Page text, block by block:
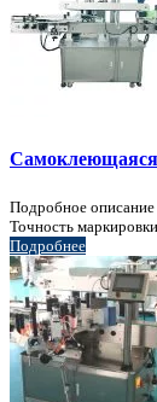
Самоклеющаяся
Подробное
Точность
Подробнее